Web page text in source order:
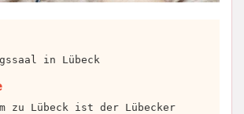
in Lübeck
zu Lübeck ist der Lübecker